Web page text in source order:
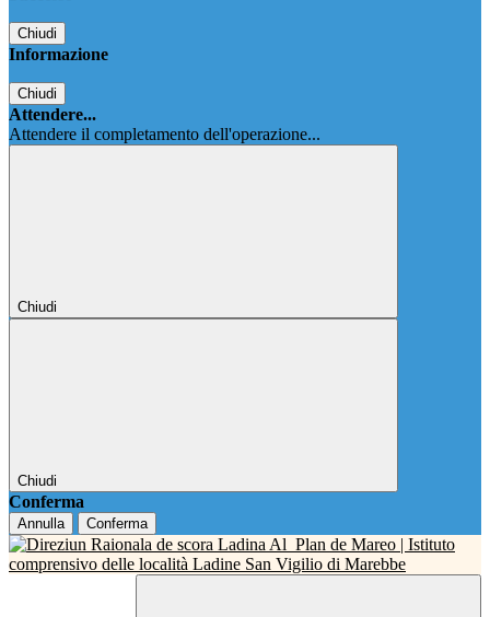
Chiudi
Informazione
Chiudi
Attendere...
Attendere il completamento dell'operazione...
Chiudi
Chiudi
Conferma
Annulla Conferma